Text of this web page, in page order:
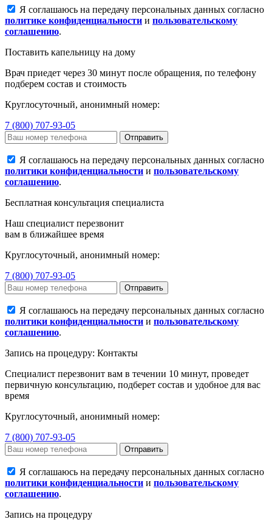
Я соглашаюсь на передачу персональных данных согласно
политике конфиденциальности и пользовательскому
соглашению.
Поставить капельницу на дому
Врач приедет через 30 минут после обращения, по телефону
подберем состав и стоимость
Круглосуточный, анонимный номер:
7 (800) 707-93-05
Отправить
Я соглашаюсь на передачу персональных данных согласно
политики конфиденциальности и пользовательскому
соглашению.
Бесплатная консультация специалиста
Наш специалист перезвонит
вам в ближайшее время
Круглосуточный, анонимный номер:
7 (800) 707-93-05
Отправить
Я соглашаюсь на передачу персональных данных согласно
политики конфиденциальности и пользовательскому
соглашению.
Запись на процедуру: Контакты
Специалист перезвонит вам в течении 10 минут, проведет
первичную консультацию, подберет состав и удобное для вас
время
Круглосуточный, анонимный номер:
7 (800) 707-93-05
Отправить
Я соглашаюсь на передачу персональных данных согласно
политики конфиденциальности и пользовательскому
соглашению.
Запись на процедуру